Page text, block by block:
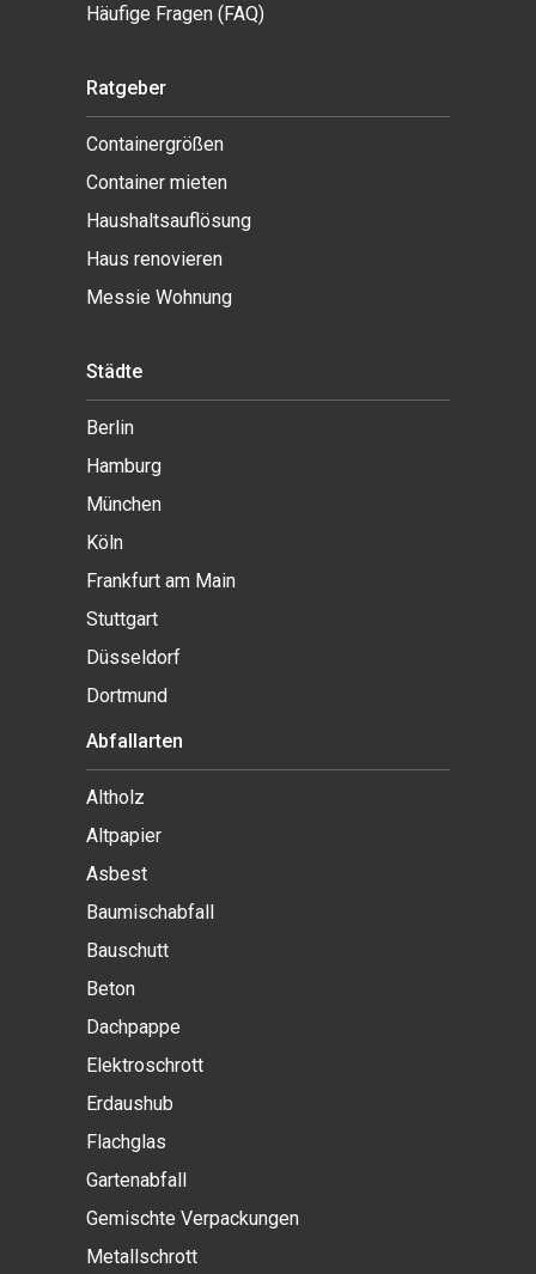
Häufige Fragen (FAQ)
Ratgeber
Containergrößen
Container mieten
Haushaltsauflösung
Haus renovieren
Messie Wohnung
Städte
Berlin
Hamburg
München
Köln
Frankfurt am Main
Stuttgart
Düsseldorf
Dortmund
Abfallarten
Altholz
Altpapier
Asbest
Baumischabfall
Bauschutt
Beton
Dachpappe
Elektroschrott
Erdaushub
Flachglas
Gartenabfall
Gemischte Verpackungen
Metallschrott